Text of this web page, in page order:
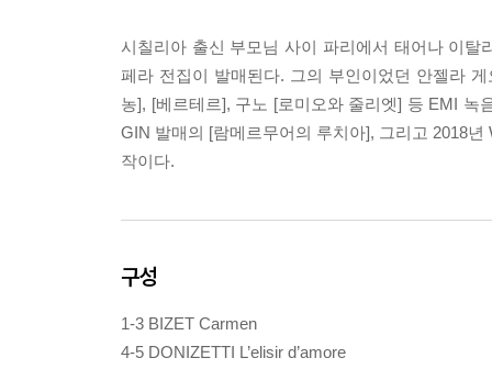
시칠리아 출신 부모님 사이 파리에서 태어나 이
페라 전집이 발매된다. 그의 부인이었던 안젤라
농], [베르테르], 구노 [로미오와 줄리엣] 등 EMI 녹
GIN 발매의 [람메르무어의 루치아], 그리고 2018
작이다.
구성
1-3 BIZET Carmen
4-5 DONIZETTI L’elisir d’amore